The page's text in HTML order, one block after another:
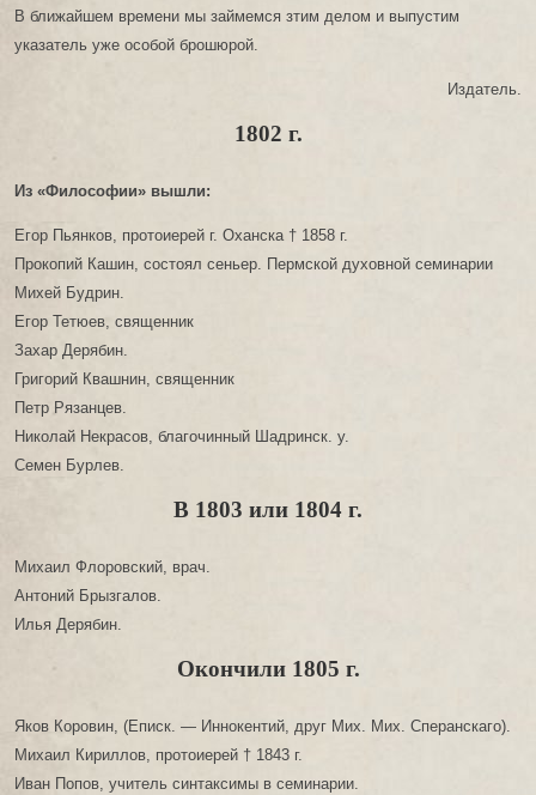
В ближайшем времени мы займемся зтим делом и выпустим
указатель уже особой брошюрой.
Издатель.
1802 г.
Из «Философии» вышли:
Егор Пьянков, протоиерей г. Оханска † 1858 г.
Прокопий Кашин, состоял сеньер. Пермской духовной семинарии
Михей Будрин.
Егор Тетюев, священник
Захар Дерябин.
Григорий Квашнин, священник
Петр Рязанцев.
Николай Некрасов, благочинный Шадринск. у.
Семен Бурлев.
В 1803 или 1804 г.
Михаил Флоровский, врач.
Антоний Брызгалов.
Илья Дерябин.
Окончили 1805 г.
Яков Коровин, (Еписк. — Иннокентий, друг Мих. Мих. Сперанскаго).
Михаил Кириллов, протоиерей † 1843 г.
Иван Попов, учитель синтаксимы в семинарии.